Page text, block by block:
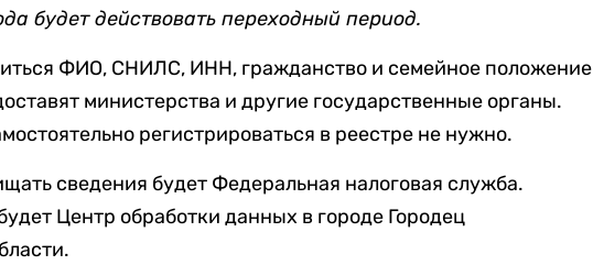
будет действовать переходный период.
ФИО, СНИЛС, ИНН, гражданство и семейное положение
министерства и другие государственные органы.
регистрироваться в реестре не нужно.
сведения будет Федеральная налоговая служба.
Центр обработки данных в городе Городец